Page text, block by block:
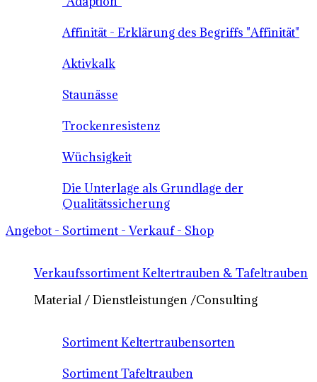
Affinität - Erklärung des Begriffs "Affinität"
Aktivkalk
Staunässe
Trockenresistenz
Wüchsigkeit
Die Unterlage als Grundlage der
Qualitätssicherung
Angebot - Sortiment - Verkauf - Shop
Verkaufssortiment Keltertrauben & Tafeltrauben
Material / Dienstleistungen /Consulting
Sortiment Keltertraubensorten
Sortiment Tafeltrauben